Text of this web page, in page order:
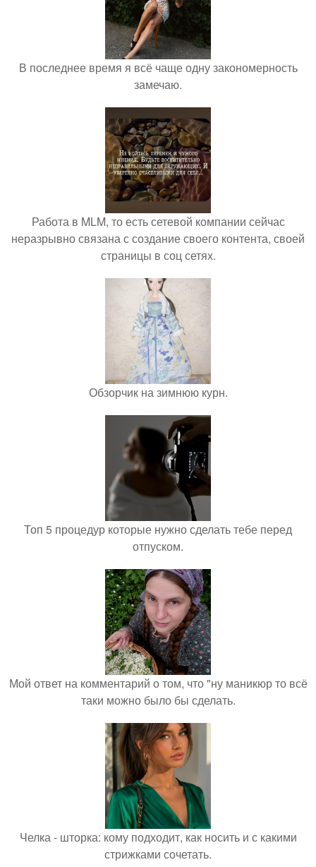
В последнее время я всё чаще одну закономерность
замечаю.
Работа в MLM, то есть сетевой компании сейчас
неразрывно связана с создание своего контента, своей
страницы в соц сетях.
Обзорчик на зимнюю курн.
Топ 5 процедур которые нужно сделать тебе перед
отпуском.
Мой ответ на комментарий о том, что "ну маникюр то всё
таки можно было бы сделать.
Челка - шторка: кому подходит, как носить и с какими
стрижками сочетать.